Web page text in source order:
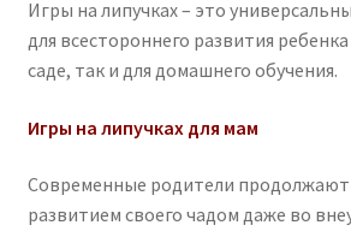
Игры на липучках – это
для всестороннего развития
саде, так и для домашнего обучения.
Игры на липучках для мам
Современные родители продолжают
развитием своего чадом даже во